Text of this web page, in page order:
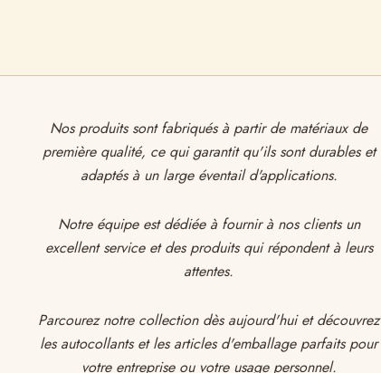
Nos produits sont fabriqués à partir de matériaux de
première qualité, ce qui garantit qu'ils sont durables et
adaptés à un large éventail d'applications.
Notre équipe est dédiée à fournir à nos clients un
excellent service et des produits qui répondent à leurs
attentes.
Parcourez notre collection dès aujourd'hui et découvrez
les autocollants et les articles d'emballage parfaits pour
votre entreprise ou votre usage personnel.